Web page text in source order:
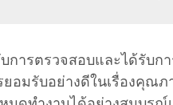
ารตรวจสอบและได้รับกา
ยอมรับอย่างดีในเรื่องคุณ